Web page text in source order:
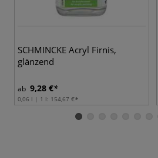
SCHMINCKE Acryl Firnis,
glänzend
ab 9,28 €
0,06 l | 1 l: 154,67 €